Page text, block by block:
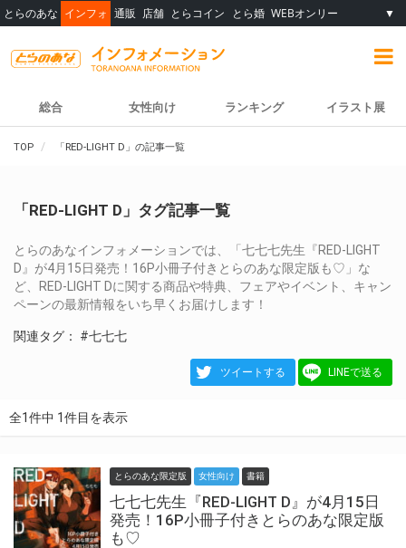
とらのあな インフォ 通販 店舗 とらコイン とら婚 WEBオンリー ▼
総合 女性向け ランキング イラスト展
TOP 「RED-LIGHT D」の記事一覧
「RED-LIGHT D」タグ記事一覧
とらのあなインフォメーションでは、「七七七先生『RED-LIGHT
D』が4月15日発売！16P小冊子付きとらのあな限定版も♡」な
ど、RED-LIGHT Dに関する商品や特典、フェアやイベント、キャン
ペーンの最新情報をいち早くお届けします！
関連タグ： #七七七
ツイートする LINEで送る
全1件中 1件目を表示
とらのあな限定版 女性向け 書籍
七七七先生『RED-LIGHT D』が4月15日
発売！16P小冊子付きとらのあな限定版
も♡